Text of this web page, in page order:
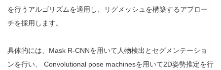
を行うアルゴリズムを適用し、リグメッシュを構築するアプロー
チを採用します。
具体的には、Mask R-CNNを用いて人物検出とセグメンテーショ
ンを行い、 Convolutional pose machinesを用いて2D姿勢推定を行